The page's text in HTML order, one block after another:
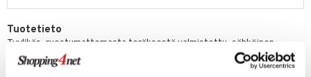
Tuotetieto
Tyylikäs, ruostumattomasta teräksestä valmistettu, sähköinen
vedenkeitin, jossa lintu "viheltää" kun vesi kiehuu. Kahva, lintu ja
kannen nuppi ovat muovia ja saatavana kolmessa eri värissä. Luo
tarvikkeita
tekstiilit
koristelu
Saalit